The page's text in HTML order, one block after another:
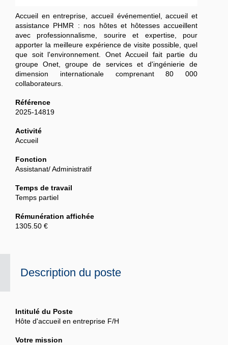
Description du poste
Intitulé du Poste
Hôte d'accueil en entreprise F/H
Votre mission
Accueil en entreprise, accueil événementiel, accueil et
assistance PHMR : nos hôtes et hôtesses accueillent
avec professionnalisme, sourire et expertise, pour
apporter la meilleure expérience de visite possible, quel
que soit l'environnement. Onet Accueil fait partie du
groupe Onet, groupe de services et d'ingénierie de
dimension internationale comprenant 80 000
collaborateurs.
Référence
2025-14819
Activité
Accueil
Fonction
Assistanat/ Administratif
Temps de travail
Temps partiel
Rémunération affichée
1305.50 €